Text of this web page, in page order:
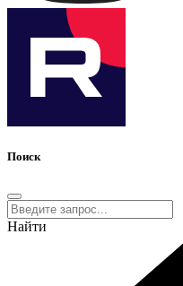
Поиск
Найти